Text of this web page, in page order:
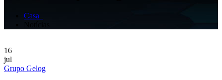
Casa
16
jul
Grupo Gelog